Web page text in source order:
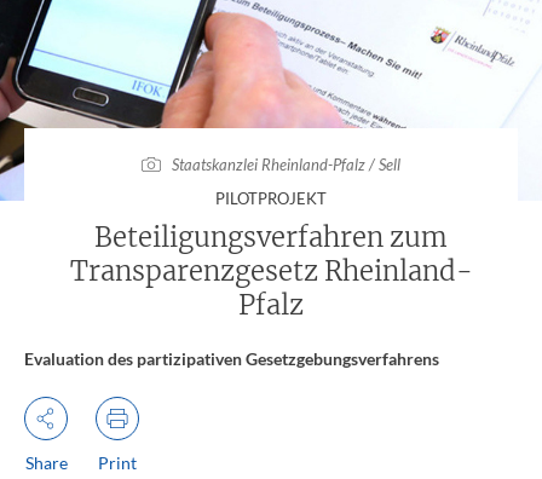
Staatskanzlei Rheinland-Pfalz / Sell
PILOTPROJEKT:
Beteiligungsverfahren zum
Transparenzgesetz Rheinland-
Pfalz
Evaluation des partizipativen Gesetzgebungsverfahrens
Share Print